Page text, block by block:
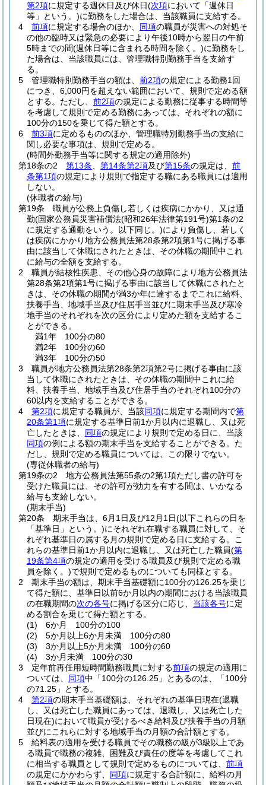
第2項に規定する週休日及び休日(次項において「週休日
等」という。)に勤務をした場合は、当該職員に支給する。
4
前項に規定する場合のほか、 同項の職員が災害への対処そ
の他の臨時又は緊急の必要により午後10時から翌日の午前
5時までの間(週休日等に含まれる時間を除く。)に勤務をし
た場合は、当該職員には、管理職特別勤務手当を支給す
る。
5
管理職特別勤務手当の額は、 前2項の規定による勤務1回
につき、6,000円を超えない範囲において、規則で定める額
とする。 ただし、 前2項の規定による勤務に従事する時間等
を考慮して規則で定める勤務にあっては、それぞれの額に
100分の150を乗じて得た額とする。
6
前3項に定めるもののほか、管理職特別勤務手当の支給に
関し必要な事項は、規則で定める。
(時間外勤務手当等に関する規定の適用除外)
第18条の2
第13条 第14条第2項及び第15条の規定は、 前
条第1項の規定により規則で指定する職にある職員には適用
しない。
(休職者の給与)
第19条
職員が公務上負傷し若しくは疾病にかかり、又は通
勤(国家公務員災害補償法(昭和26年法律第191号)第1条の2
に規定する通勤をいう。以下同じ。)により負傷し、若しく
は疾病にかかり地方公務員法第28条第2項第1号に掲げる事
由に該当して休職にされたときは、その休職の期間中これ
に給与の全額を支給する。
2
職員が結核性疾患、その他心身の故障により地方公務員法
第28条第2項第1号に掲げる事由に該当して休職にされたと
きは、その休職の期間が満3か年に達するまでこれに給料、
扶養手当、地域手当及び住居手当並びに期末手当及び寒冷
地手当のそれぞれを次の区分により定めた額を支給するこ
とができる。
満1年 100分の80
満2年 100分の60
満3年 100分の50
3
職員が地方公務員法第28条第2項第2号に掲げる事由に該
当して休職にされたときは、その休職の期間中これに給
料、扶養手当、地域手当及び住居手当のそれぞれ100分の
60以内を支給することができる。
4
第2項に規定する職員が、当該同項に規定する期間内で第
20条第1項に規定する基準日前1か月以内に退職し、又は死
亡したときは、 同項の規定により規則で定める日に、当該
同項の例による額の期末手当を支給することができる。 た
だし、規則で定める職員については、この限りでない。
(専従休職者の給与)
第19条の2
地方公務員法第55条の2第1項ただし書の許可を
受けた職員には、その許可が効力を有する間は、いかなる
給与も支給しない。
(期末手当)
第20条
期末手当は、6月1日及び12月1日(以下これらの日を
「基準日」という。)にそれぞれ在職する職員に対して、そ
れぞれ基準日の属する月の規則で定める日に支給する。
こ
れらの基準日前1か月以内に退職し、又は死亡した職員(第
19条第4項の規定の適用を受ける職員及び規則で定める職
員を除く。)で規則で定めるものについても同様とする。
2
期末手当の額は、期末手当基礎額に100分の126.25を乗じ
て得た額に、基準日以前6か月以内の期間における当該職員
の在職期間の次の各号に掲げる区分に応じ、 当該各号に定
める割合を乗じて得た額とする。
(1)
6か月 100分の100
(2)
5か月以上6か月未満 100分の80
(3)
3か月以上5か月未満 100分の60
(4)
3か月未満 100分の30
3
定年前再任用短時間勤務職員に対する前項の規定の適用に
ついては、 同項中「100分の126.25」とあるのは、「100分
の71.25」とする。
4
第2項の期末手当基礎額は、それぞれの基準日現在(退職
し、又は死亡した職員にあっては、退職し、又は死亡した
日現在)において職員が受けるべき給料及び扶養手当の月額
並びにこれらに対する地域手当の月額の合計額とする。
5
給料表の適用を受ける職員でその職務の級が3級以上であ
る職員で職務の複雑、困難及び責任の度等を考慮してこれ
に相当する職員として規則で定めるものについては、 前項
の規定にかかわらず、 同項に規定する合計額に、給料の月